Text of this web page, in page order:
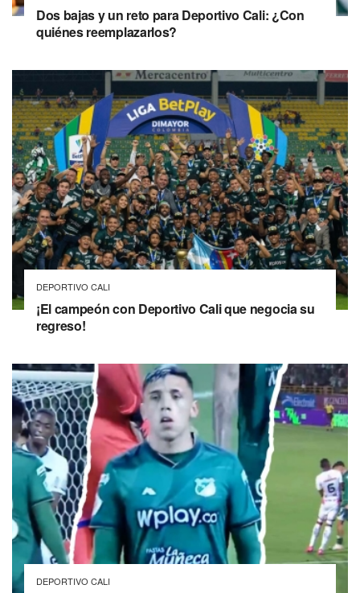
Dos bajas y un reto para Deportivo Cali: ¿Con
quiénes reemplazarlos?
DEPORTIVO CALI
¡El campeón con Deportivo Cali que negocia su
regreso!
DEPORTIVO CALI